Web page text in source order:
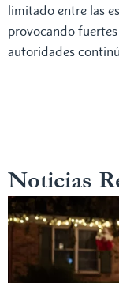
limitado entre las
provocando
autoridades
Noticias